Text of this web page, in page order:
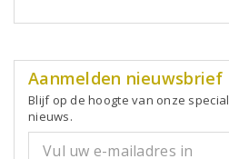
Aanmelden nieuwsbrief
Blijf op de hoogte van onze
nieuws.